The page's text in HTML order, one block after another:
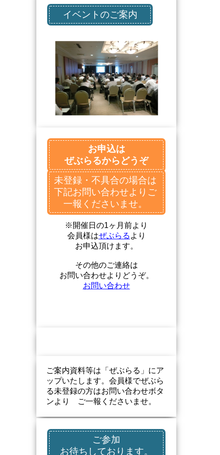
イベントのご案内
お申込は
ぜぶらるからどうぞ
未登録・不具合の場合は
下記お問い合わせよりご
一報くださいませ。
※開催日の1ヶ月前より
会員様はぜぶらる より
お申込頂けます。
その他のご連絡は
お問い合わせよりどうぞ。
お問い合わせ
ご案内資料等は「ぜぶらる」にア
ップいたします。会員様でぜぶら
る未登録の方はお問い合わせボタ
ンより ご一報くださいませ。
ご参加
お待ちしております。